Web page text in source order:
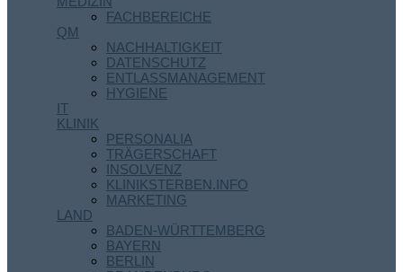
FACHBEREICHE
QM
NACHHALTIGKEIT
DATENSCHUTZ
ENTLASSMANAGEMENT
HYGIENE
IT
KLINIK
PERSONALIA
TRÄGERSCHAFT
INSOLVENZ
KLINIKSTERBEN.INFO
MARKETING
LAND
BADEN-WÜRTTEMBERG
BAYERN
BERLIN